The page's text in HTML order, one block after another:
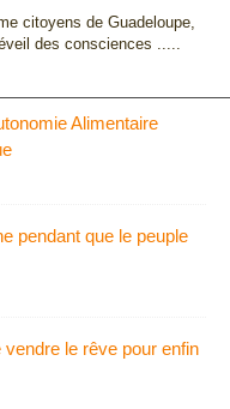
citoyens de Guadeloupe,
des consciences .....
Alimentaire
pendant que le peuple
le rêve pour enfin